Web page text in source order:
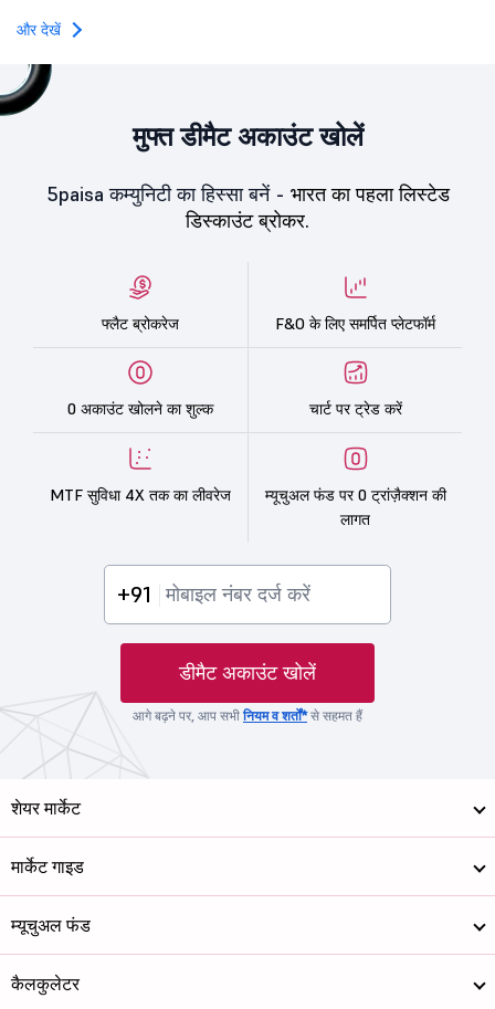
और देखें
मुफ्त डीमैट अकाउंट खोलें
5paisa कम्युनिटी का हिस्सा बनें - भारत का पहला लिस्टेड
डिस्काउंट ब्रोकर.
फ्लैट ब्रोकरेज F&O के लिए समर्पित प्लेटफॉर्म
0 अकाउंट खोलने का शुल्क चार्ट पर ट्रेड करें
MTF सुविधा 4X तक का लीवरेज
म्यूचुअल फंड पर 0 ट्रांज़ैक्शन की
लागत
+91
डीमैट अकाउंट खोलें
आगे बढ़ने पर, आप सभीनियम व शर्तों*से सहमत हैं
शेयर मार्केट
मार्केट गाइड
म्यूचुअल फंड
कैलकुलेटर